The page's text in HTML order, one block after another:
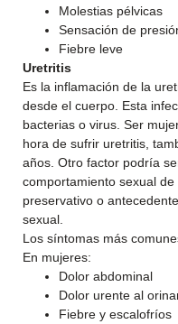
Molestias pélvicas
Sensación de
Fiebre leve
Uretritis
Es la inflamación de la
desde el cuerpo. Esta
bacterias o virus. Ser
hora de sufrir uretritis,
años. Otro factor podría
comportamiento sexual
preservativo o
sexual.
Los síntomas más
En mujeres:
Dolor abdominal
Dolor urente al
Fiebre y escalofríos